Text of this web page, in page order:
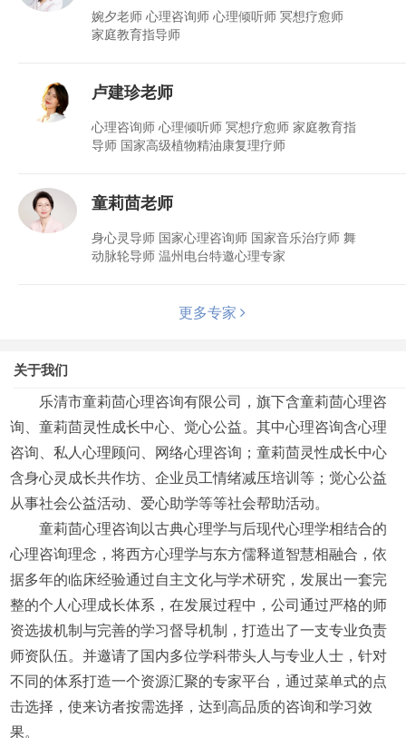
婉夕老师 心理咨询师 心理倾听师 冥想疗愈师
家庭教育指导师
卢建珍老师
心理咨询师 心理倾听师 冥想疗愈师 家庭教育指
导师 国家高级植物精油康复理疗师
童莉茴老师
身心灵导师 国家心理咨询师 国家音乐治疗师 舞
动脉轮导师 温州电台特邀心理专家
更多专家
关于我们
乐清市童莉茴心理咨询有限公司，旗下含童莉茴心理咨
询、童莉茴灵性成长中心、觉心公益。其中心理咨询含心理
咨询、私人心理顾问、网络心理咨询；童莉茴灵性成长中心
含身心灵成长共作坊、企业员工情绪减压培训等；觉心公益
从事社会公益活动、爱心助学等等社会帮助活动。
童莉茴心理咨询以古典心理学与后现代心理学相结合的
心理咨询理念，将西方心理学与东方儒释道智慧相融合，依
据多年的临床经验通过自主文化与学术研究，发展出一套完
整的个人心理成长体系，在发展过程中，公司通过严格的师
资选拔机制与完善的学习督导机制，打造出了一支专业负责
师资队伍。并邀请了国内多位学科带头人与专业人士，针对
不同的体系打造一个资源汇聚的专家平台，通过菜单式的点
击选择，使来访者按需选择，达到高品质的咨询和学习效
果。